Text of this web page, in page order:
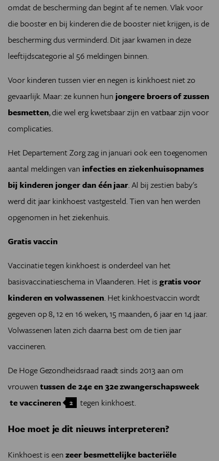
omdat de bescherming dan begint af te nemen. Vlak voor
die booster en bij kinderen die de booster niet krijgen, is de
bescherming dus verminderd. Dit jaar kwamen in deze
leeftijdscategorie al 56 meldingen binnen.
Voor kinderen tussen vier en negen is kinkhoest niet zo
gevaarlijk. Maar: ze kunnen hun jongere broers of zussen
besmetten, die wel erg kwetsbaar zijn en vatbaar zijn voor
complicaties.
Het Departement Zorg zag in januari ook een toegenomen
aantal meldingen van infecties en ziekenhuisopnames
bij kinderen jonger dan één jaar. Al bij zestien baby's
werd dit jaar kinkhoest vastgesteld. Tien van hen werden
opgenomen in het ziekenhuis.
Gratis vaccin
Vaccinatie tegen kinkhoest is onderdeel van het
basisvaccinatieschema in Vlaanderen. Het isgratisvoor
kinderen en volwassenen. Het kinkhoestvaccin wordt
gegeven op 8, 12 en 16 weken, 15 maanden, 6 jaar en 14 jaar.
Volwassenen laten zich daarna best om de tien jaar
vaccineren.
De Hoge Gezondheidsraad raadt sinds 2013 aan om
vrouwen tussen de 24e en 32e zwangerschapsweek
te vaccineren
2 tegen kinkhoest.
Hoe moet je dit nieuws interpreteren?
Kinkhoest is eenzeer besmettelijke bacteriële